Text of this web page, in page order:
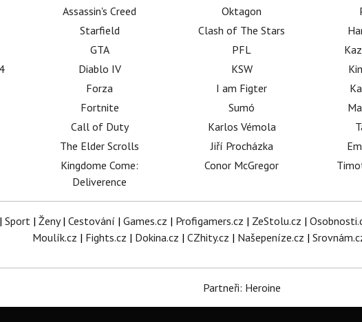
Assassin's Creed
Starfield
GTA
Diablo IV
Forza
Fortnite
Call of Duty
The Elder Scrolls
Kingdome Come:
Deliverence
Oktagon
Clash of The Stars
PFL
KSW
I am Figter
Sumó
Karlos Vémola
Jiří Procházka
Conor McGregor
Sport| Ženy| Cestování | Games.cz | Profigamers.cz | ZeStolu.cz |
Moulík.cz | Fights.cz | Dokina.cz | CZhity.cz | Našepeníze.cz |
Partneři: Heroine